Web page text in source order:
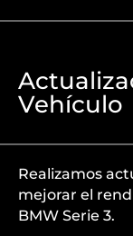
Vehículo
Realizamos
mejorar el
BMW Serie 3.